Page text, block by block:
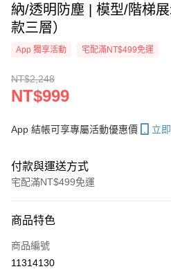
納/透明防塵 | 模型/階梯
款三層）
App 獨享活動 宅配滿NT$499免運
NT$2,248
NT$999
App 結帳可享專屬活動優惠價 立
付款與運送方式
宅配滿NT$499免運
信用卡一次付款
信用卡分期付款
商品特色
商品編號
11314130